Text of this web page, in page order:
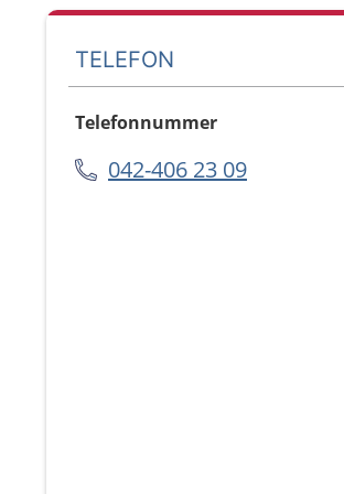
TELEFON
Telefonnummer
042-406 23 09